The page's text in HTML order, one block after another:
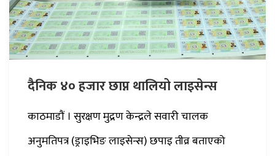
दैनिक ४० हजार छाप्न थालियो लाइसेन्स
काठमाडौं । सुरक्षण मुद्रण केन्द्रले सवारी चालक
अनुमतिपत्र (ड्राइभिङ लाइसेन्स) छपाइ तीव्र बताएको